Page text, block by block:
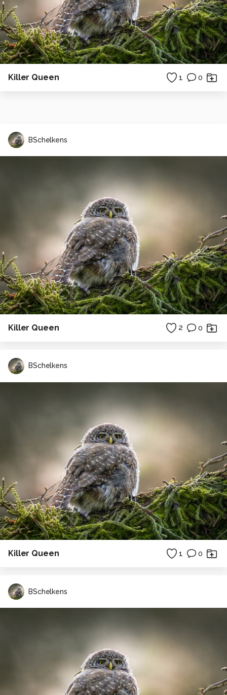
Killer Queen 1 0
BSchelkens
Killer Queen 2 0
BSchelkens
Killer Queen 1 0
BSchelkens